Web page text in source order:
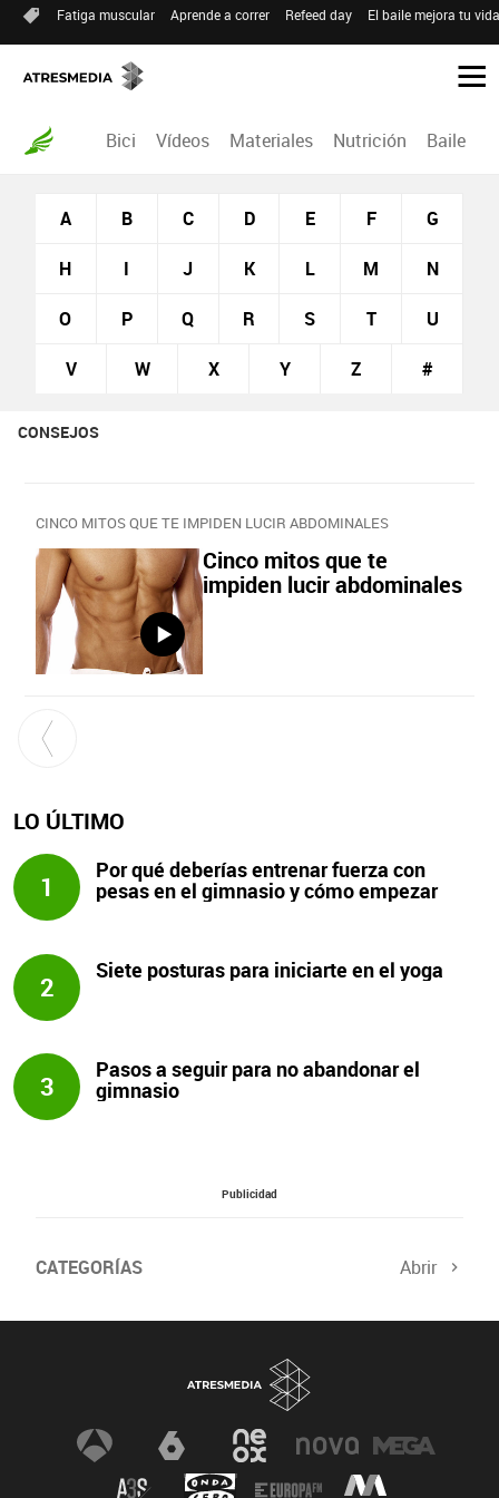
Fatiga muscular Aprende a correr Refeed day El baile mejora tu
Bici Vídeos Materiales Nutrición Baile
A B C D E F G
H I J K L M N
O P Q R S T U
V W X Y Z #
CONSEJOS
CINCO MITOS QUE TE IMPIDEN LUCIR ABDOMINALES
Cinco mitos que te
impiden lucir abdominales
LO ÚLTIMO
1
Por qué deberías entrenar fuerza con
pesas en el gimnasio y cómo empezar
2
Siete posturas para iniciarte en el yoga
3
Pasos a seguir para no abandonar el
gimnasio
Publicidad
CATEGORÍAS Abrir
Salud sexual El tiempo Viajes y planes
Champions Últimas noticias
Nutrición Gastronomía Recetas de cocina